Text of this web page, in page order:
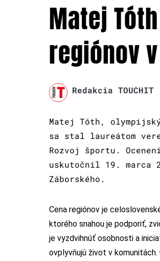
Matej
regiónov
Redakcia TOUCHIT
Matej Tóth,
sa stal laureátom
Rozvoj športu.
uskutočnil 19. marca
Záborského.
Cena regiónov je
ktorého snahou je podporiť,
je vyzdvihnúť osobnosti a
ovplyvňujú život v